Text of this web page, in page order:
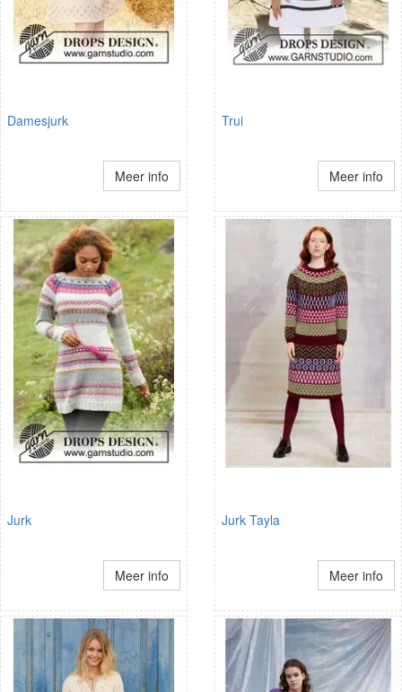
Damesjurk
Meer info
Trui
Meer info
Jurk
Meer info
Jurk Tayla
Meer info